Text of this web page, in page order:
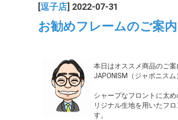
逗子店 ] 2022-07-31
お勧めフレームのご案内
本日はオススメ商品のご案
JAPONISM（ジャポニス
シャープなフロントに太
リジナル生地を用いたフ
す。